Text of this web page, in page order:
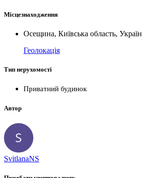
Місцезнаходження
Осещина, Київська область,
Геолокація
Тип нерухомості
Приватний будинок
Автор
SvitlanaNS